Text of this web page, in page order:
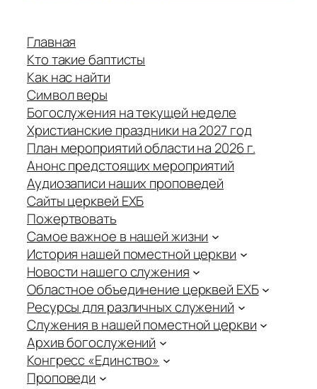
Главная
Кто такие баптисты
Как нас найти
Символ веры
Богослужения на текущей неделе
Христианские праздники на 2027 год
План мероприятий области на 2026 г.
Анонс предстоящих мероприятий
Аудиозаписи наших проповедей
Сайты церквей ЕХБ
Пожертвовать
Самое важное в нашей жизни
История нашей поместной церкви
Новости нашего служения
Областное объединение церквей ЕХБ
Ресурсы для различных служений
Служения в нашей поместной церкви
Архив богослужений
Конгресс «Единство»
Проповеди